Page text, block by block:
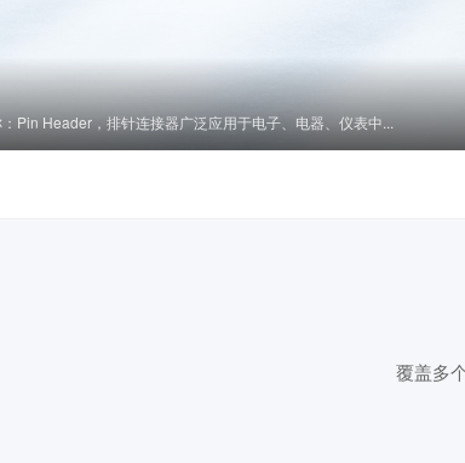
Pin Header，排针连接器广泛应用于电子、电器、仪表中...
覆盖多